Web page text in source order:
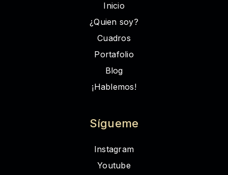
Inicio
¿Quien soy?
Cuadros
Portafolio
Blog
¡Hablemos!
Sígueme
Instagram
Youtube